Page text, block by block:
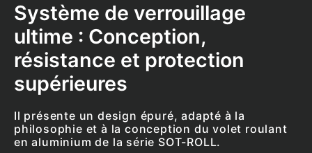
Système de verrouillage
ultime : Conception,
résistance et protection
supérieures
Il présente un design épuré, adapté à la
philosophie et à la conception du volet roulant
en aluminium de la série SOT-ROLL.